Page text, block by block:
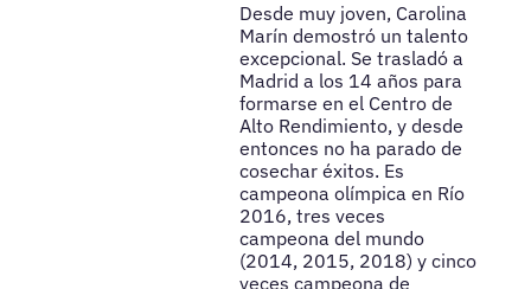
Desde muy joven, Carolina
Marín demostró un talento
excepcional. Se trasladó a
Madrid a los 14 años para
formarse en el Centro de
Alto Rendimiento, y desde
entonces no ha parado de
cosechar éxitos. Es
campeona olímpica en Río
2016, tres veces
campeona del mundo
(2014, 2015, 2018) y cinco
veces campeona de